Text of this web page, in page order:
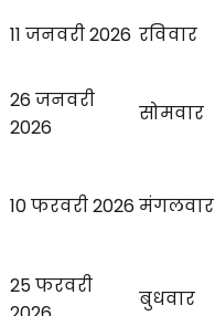
11 जनवरी 2026 रविवार
26 जनवरी
2026
सोमवार
10 फरवरी 2026मंगलवार
25 फरवरी
बुधवार